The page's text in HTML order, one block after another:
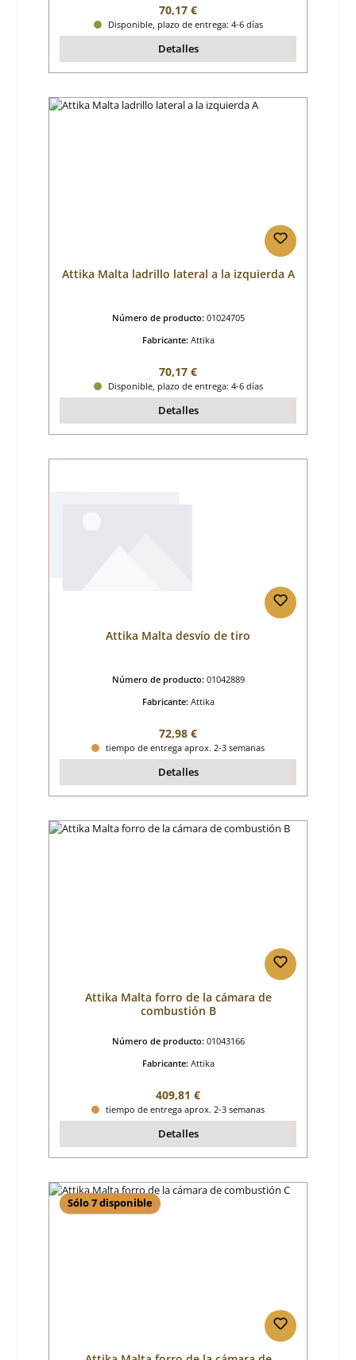
Precio normal:
70,17 €
Disponible, plazo de entrega: 4-6 días
Detalles
Attika Malta ladrillo lateral a la izquierda A
Número de producto: 01024705
Fabricante: Attika
Precio normal:
70,17 €
Disponible, plazo de entrega: 4-6 días
Detalles
Attika Malta desvío de tiro
Número de producto: 01042889
Fabricante: Attika
Precio normal:
72,98 €
tiempo de entrega aprox. 2-3 semanas
Detalles
Attika Malta forro de la cámara de
combustión B
Número de producto: 01043166
Fabricante: Attika
Precio normal:
409,81 €
tiempo de entrega aprox. 2-3 semanas
Detalles
Sólo 7 disponible